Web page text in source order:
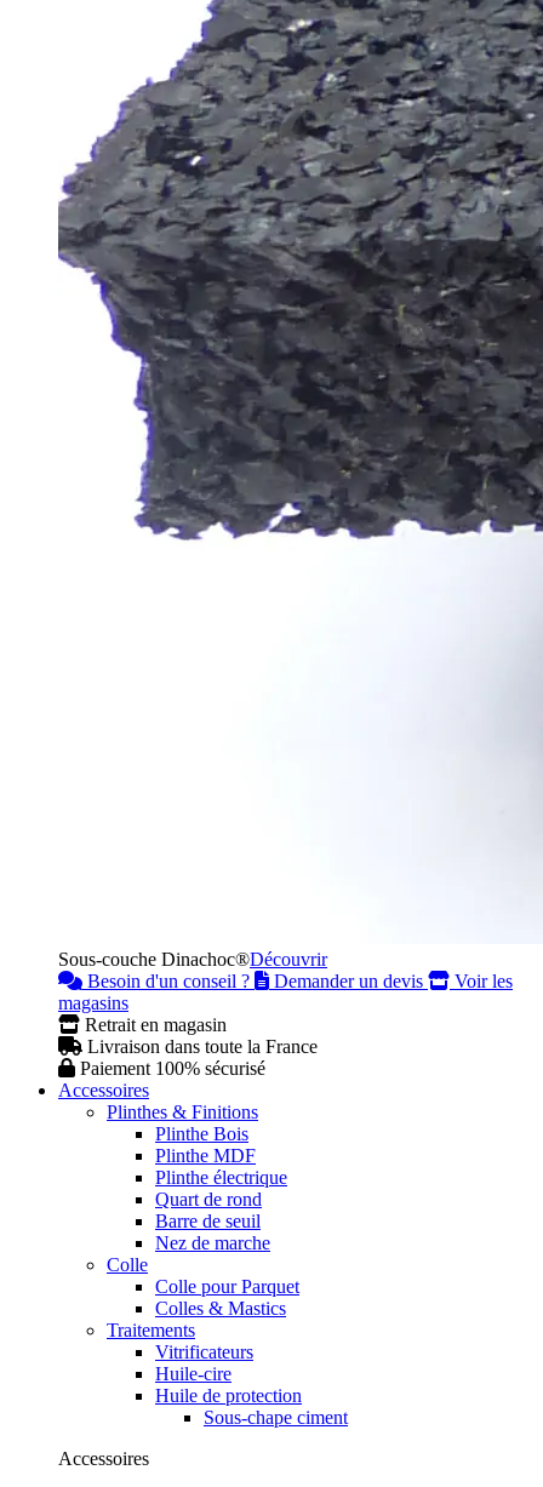
Sous-couche Dinachoc®Découvrir
Besoin d'un conseil ?
Demander un devis
Voir les
magasins
Retrait en magasin
Livraison dans toute la France
Paiement 100% sécurisé
Accessoires
Plinthes & Finitions
Plinthe Bois
Plinthe MDF
Plinthe électrique
Quart de rond
Barre de seuil
Nez de marche
Colle
Colle pour Parquet
Colles & Mastics
Traitements
Vitrificateurs
Huile-cire
Huile de protection
Sous-chape ciment
Accessoires